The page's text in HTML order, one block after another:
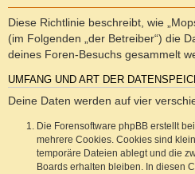
Diese Richtlinie beschreibt, wie
(im Folgenden „der Betreiber“) die
deines Foren-Besuchs gesammelt
UMFANG UND ART DER
Deine Daten werden auf vier
Die Forensoftware phpBB erstellt
mehrere Cookies. Cookies sind
temporäre Dateien ablegt und die
Boards erhalten bleiben. In diesen